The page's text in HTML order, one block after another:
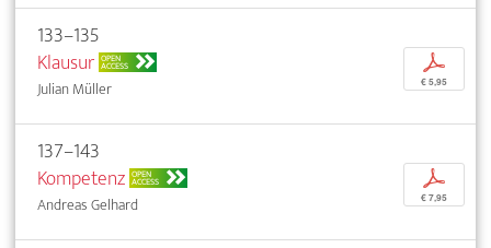
133–135
Klausur OPEN
ACCESS
Julian Müller
p
€ 5,95
137–143
Kompetenz OPEN
ACCESS
Andreas Gelhard
p
€ 7,95